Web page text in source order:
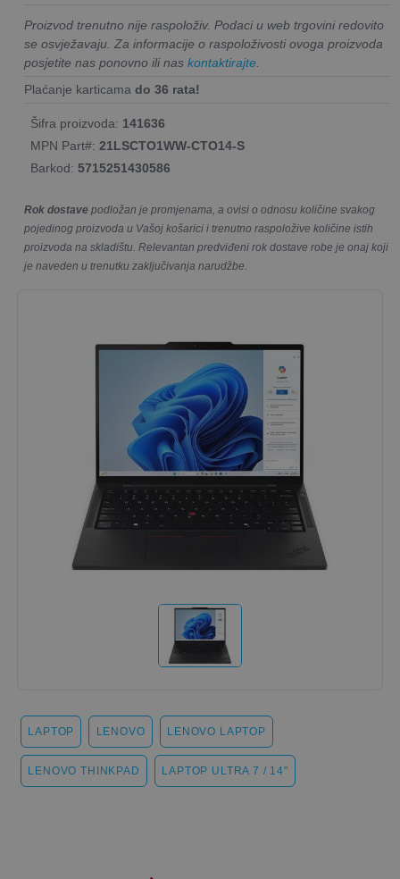
LAPTOP LENOVO LENOVO LAPTOP
LENOVO THINKPAD LAPTOP ULTRA 7 / 14"
Proizvod trenutno nije raspoloživ. Podaci u web trgovini redovito
se osvježavaju. Za informacije o raspoloživosti ovoga proizvoda
posjetite nas ponovno ili nas kontaktirajte
Plaćanje karticama do 36 rata!
Šifra proizvoda: 141636
MPN Part#: 21LSCTO1WW-CTO14-S
Barkod: 5715251430586
Rok dostave podložan je promjenama, a ovisi o odnosu količine svakog
pojedinog proizvoda u Vašoj košarici i trenutno raspoložive količine istih
proizvoda na skladištu. Relevantan predviđeni rok dostave robe je onaj koji
je naveden u trenutku zaključivanja narudžbe.